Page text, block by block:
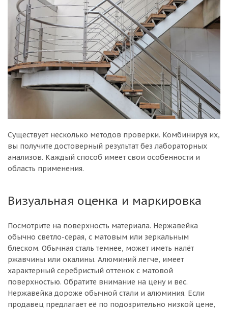
Существует несколько методов проверки. Комбинируя их,
вы получите достоверный результат без лабораторных
анализов. Каждый способ имеет свои особенности и
область применения.
Визуальная оценка и маркировка
Посмотрите на поверхность материала. Нержавейка
обычно светло-серая, с матовым или зеркальным
блеском. Обычная сталь темнее, может иметь налёт
ржавчины или окалины. Алюминий легче, имеет
характерный серебристый оттенок с матовой
поверхностью. Обратите внимание на цену и вес.
Нержавейка дороже обычной стали и алюминия. Если
продавец предлагает её по подозрительно низкой цене,